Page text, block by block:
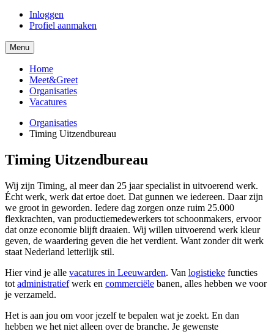
Inloggen
Profiel aanmaken
MenuMenu
collapsed
Home
Meet&Greet
Organisaties
Vacatures
Organisaties
Timing Uitzendbureau
Timing Uitzendbureau
Wij zijn Timing, al meer dan 25 jaar specialist in uitvoerend werk.
Écht werk, werk dat ertoe doet. Dat gunnen we iedereen. Daar zijn
we groot in geworden. Iedere dag zorgen onze ruim 25.000
flexkrachten, van productiemedewerkers tot schoonmakers, ervoor
dat onze economie blijft draaien. Wij willen uitvoerend werk kleur
geven, de waardering geven die het verdient. Want zonder dit werk
staat Nederland letterlijk stil.
Hier vind je alle vacatures in Leeuwarden. Van logistieke functies
tot administratiefwerk en commerciële banen, alles hebben we voor
je verzameld.
Het is aan jou om voor jezelf te bepalen wat je zoekt. En dan
hebben we het niet alleen over de branche. Je gewenste